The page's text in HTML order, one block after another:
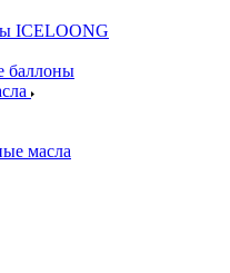
ICELOONG
баллоны
масла